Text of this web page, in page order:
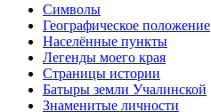
Символы
Географическое положение
Населённые пункты
Легенды моего края
Страницы истории
Батыры земли Учалинской
Знаменитые личности